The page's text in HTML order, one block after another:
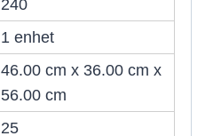
240
1 enhet
46.00 cm x 36.00 cm x
56.00 cm
25